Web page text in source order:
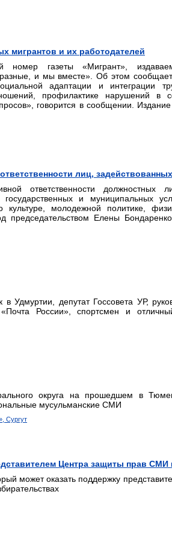
мигрантов и их работодателей
газеты «Мигрант»,
и мы вместе». Об этом сообщает
адаптации и интеграции
профилактике нарушений в
говорится в сообщении.
лиц,
ответственности должностных
государственных и муниципальных
молодежной политике,
председательством Елены
Удмуртии, депутат Госсовета УР,
России», спортсмен и
округа на прошедшем в
мусульманские СМИ
Сургут
Центра защиты прав
может оказать поддержку